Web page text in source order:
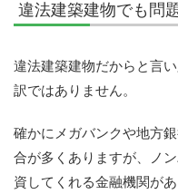
違法建築建物でも問
違法建築建物だからと言
訳ではありません。
確かにメガバンクや地方
合が多くありますが、ノ
資してくれる金融機関があ